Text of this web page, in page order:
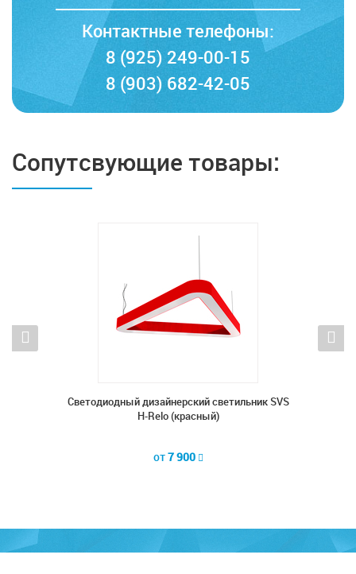
Контактные телефоны:
8 (925) 249-00-15
8 (903) 682-42-05
Сопутсвующие товары:
Cветодиодный дизайнерский светильник SVS
H-Relo (красный)
от7 900